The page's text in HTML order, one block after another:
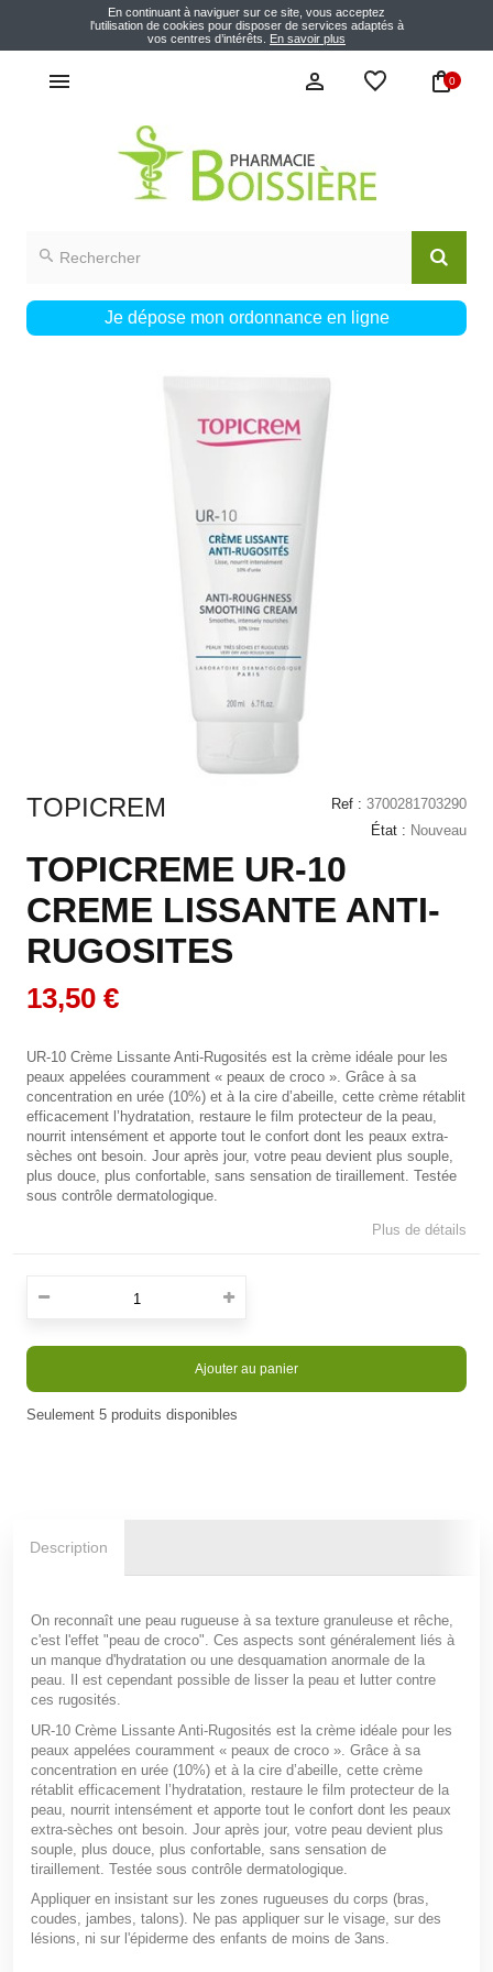
En continuant à naviguer sur ce site, vous acceptez
l'utilisation de cookies pour disposer de services adaptés à
vos centres d’intérêts. En savoir plus
0
Je dépose mon ordonnance en ligne
TOPICREM Ref : 3700281703290
État : Nouveau
TOPICREME UR-10
CREME LISSANTE ANTI-
RUGOSITES
13,50 €
UR-10 Crème Lissante Anti-Rugosités est la crème idéale pour les
peaux appelées couramment « peaux de croco ». Grâce à sa
concentration en urée (10%) et à la cire d’abeille, cette crème rétablit
efficacement l’hydratation, restaure le film protecteur de la peau,
nourrit intensément et apporte tout le confort dont les peaux extra-
sèches ont besoin. Jour après jour, votre peau devient plus souple,
plus douce, plus confortable, sans sensation de tiraillement. Testée
sous contrôle dermatologique.
Plus de détails
Ajouter au panier
Seulement 5 produits disponibles
Description
On reconnaît une peau rugueuse à sa texture granuleuse et rêche,
c'est l'effet "peau de croco". Ces aspects sont généralement liés à
un manque d'hydratation ou une desquamation anormale de la
peau. Il est cependant possible de lisser la peau et lutter contre
ces rugosités.
UR-10 Crème Lissante Anti-Rugosités est la crème idéale pour les
peaux appelées couramment « peaux de croco ». Grâce à sa
concentration en urée (10%) et à la cire d’abeille, cette crème
rétablit efficacement l’hydratation, restaure le film protecteur de la
peau, nourrit intensément et apporte tout le confort dont les peaux
extra-sèches ont besoin. Jour après jour, votre peau devient plus
souple, plus douce, plus confortable, sans sensation de
tiraillement. Testée sous contrôle dermatologique.
Appliquer en insistant sur les zones rugueuses du corps (bras,
coudes, jambes, talons). Ne pas appliquer sur le visage, sur des
lésions, ni sur l'épiderme des enfants de moins de 3ans.